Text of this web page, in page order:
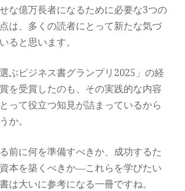
な億万長者になるために必要な3つの
は、多くの読者にとって新たな気づ
ると思います。
ぶビジネス書グランプリ2025」の経
を受賞したのも、その実践的な内容
って役立つ知見が詰まっているから
か。
前に何を準備すべきか、成功するた
本を築くべきか―これらを学びたい
は大いに参考になる一冊ですね。